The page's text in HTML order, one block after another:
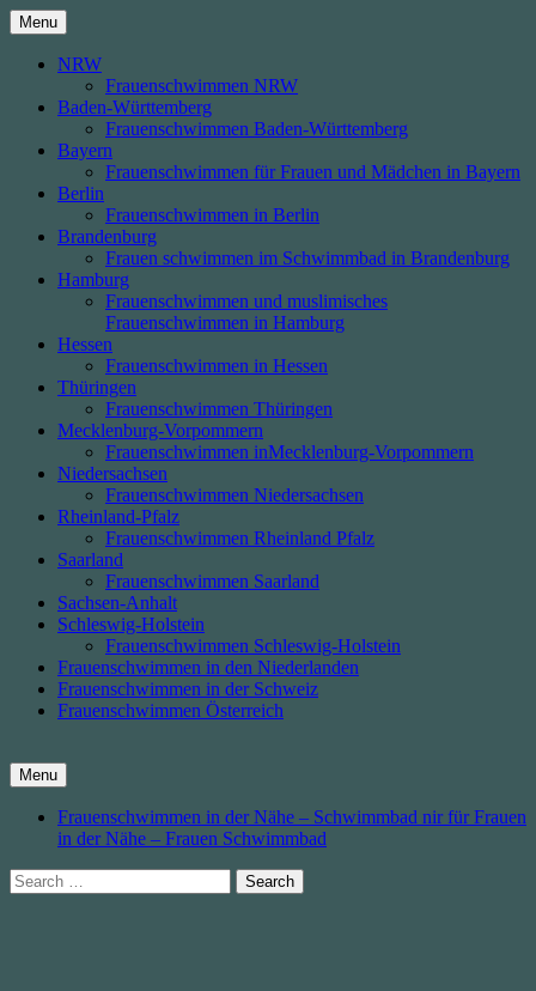
Skip
to
content
Menu
NRW
Frauenschwimmen NRW
Baden-Württemberg
Frauenschwimmen Baden-Württemberg
Bayern
Frauenschwimmen für Frauen und Mädchen in Bayern
Berlin
Frauenschwimmen in Berlin
Brandenburg
Frauen schwimmen im Schwimmbad in Brandenburg
Hamburg
Frauenschwimmen und muslimisches
Frauenschwimmen in Hamburg
Hessen
Frauenschwimmen in Hessen
Thüringen
Frauenschwimmen Thüringen
Mecklenburg-Vorpommern
Frauenschwimmen inMecklenburg-Vorpommern
Niedersachsen
Frauenschwimmen Niedersachsen
Rheinland-Pfalz
Frauenschwimmen Rheinland Pfalz
Saarland
Frauenschwimmen Saarland
Sachsen-Anhalt
Schleswig-Holstein
Frauenschwimmen Schleswig-Holstein
Frauenschwimmen in den Niederlanden
Frauenschwimmen in der Schweiz
Frauenschwimmen Österreich
Menu
Frauenschwimmen in der Nähe – Schwimmbad nir für Frauen
in der Nähe – Frauen Schwimmbad
Search
for: